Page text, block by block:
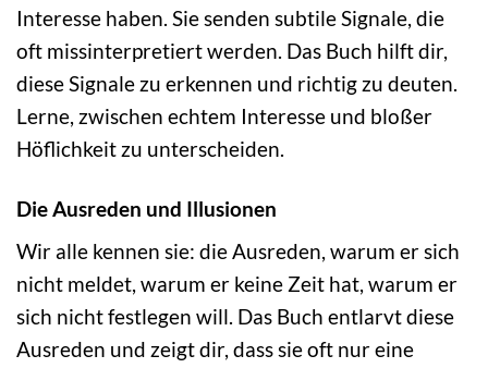
Interesse haben. Sie senden subtile Signale, die
oft missinterpretiert werden. Das Buch hilft dir,
diese Signale zu erkennen und richtig zu deuten.
Lerne, zwischen echtem Interesse und bloßer
Höflichkeit zu unterscheiden.
Die Ausreden und Illusionen
Wir alle kennen sie: die Ausreden, warum er sich
nicht meldet, warum er keine Zeit hat, warum er
sich nicht festlegen will. Das Buch entlarvt diese
Ausreden und zeigt dir, dass sie oft nur eine